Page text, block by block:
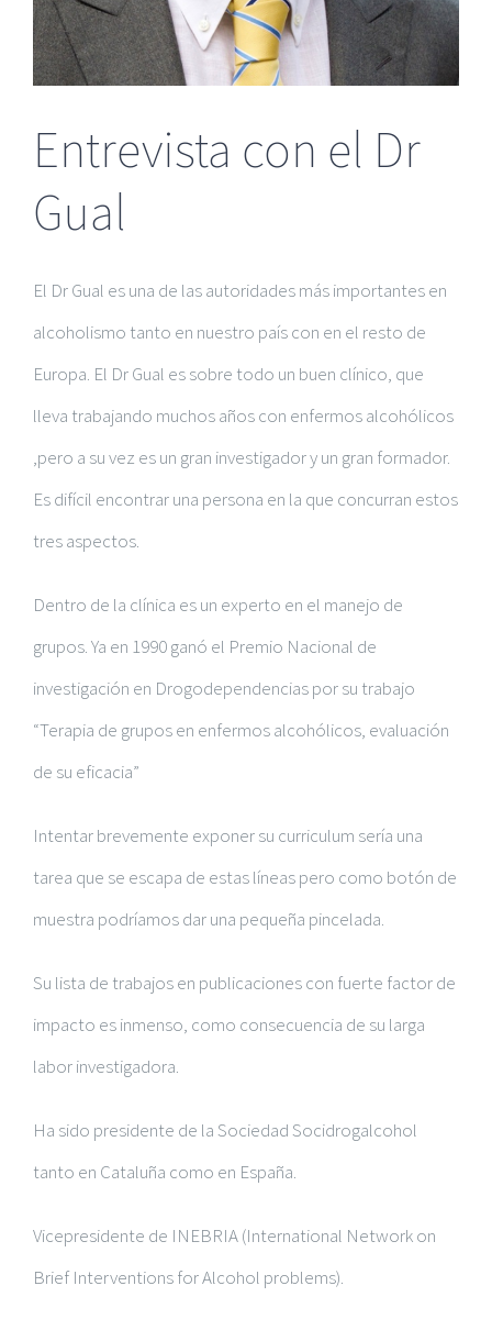
Entrevista con el Dr
Gual
El Dr Gual es una de las autoridades más importantes en
alcoholismo tanto en nuestro país con en el resto de
Europa. El Dr Gual es sobre todo un buen clínico, que
lleva trabajando muchos años con enfermos alcohólicos
,pero a su vez es un gran investigador y un gran formador.
Es difícil encontrar una persona en la que concurran estos
tres aspectos.
Dentro de la clínica es un experto en el manejo de
grupos. Ya en 1990 ganó el Premio Nacional de
investigación en Drogodependencias por su trabajo
“Terapia de grupos en enfermos alcohólicos, evaluación
de su eficacia”
Intentar brevemente exponer su curriculum sería una
tarea que se escapa de estas líneas pero como botón de
muestra podríamos dar una pequeña pincelada.
Su lista de trabajos en publicaciones con fuerte factor de
impacto es inmenso, como consecuencia de su larga
labor investigadora.
Ha sido presidente de la Sociedad Socidrogalcohol
tanto en Cataluña como en España.
Vicepresidente de INEBRIA (International Network on
Brief Interventions for Alcohol problems).